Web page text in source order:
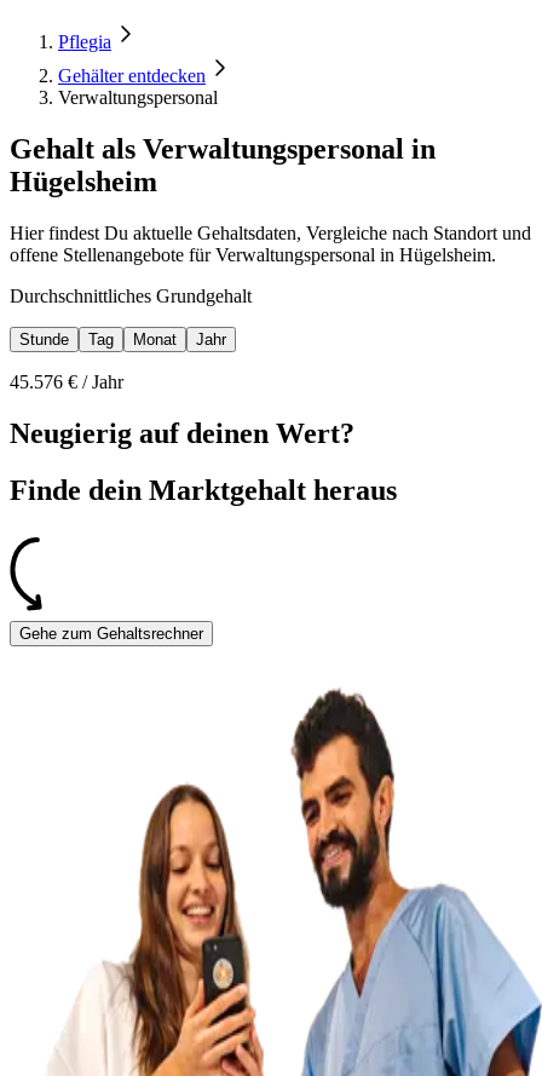
Pflegia
Gehälter entdecken
Verwaltungspersonal
Gehalt als Verwaltungspersonal in
Hügelsheim
Hier findest Du aktuelle Gehaltsdaten, Vergleiche nach Standort und
offene Stellenangebote für Verwaltungspersonal in Hügelsheim.
Durchschnittliches Grundgehalt
Stunde Tag Monat Jahr
45.576 € /Jahr
Neugierig auf deinen Wert?
Finde dein Marktgehalt heraus
Gehe zum Gehaltsrechner